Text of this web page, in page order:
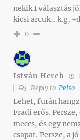
nekik 1 választás
kicsi arcuk… k.g,
0
István Hereb
Reply to Pelso
Lehet, furán
Fradi erős.
meccs, és egy
csapat. Persze, a